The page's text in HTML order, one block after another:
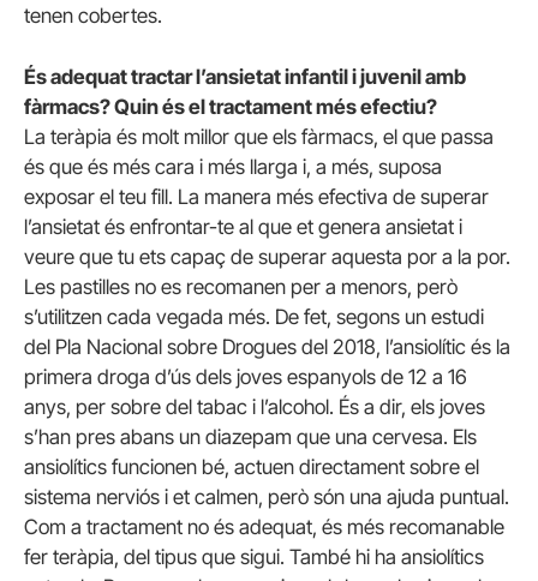
tenen cobertes.
És adequat tractar l’ansietat infantil i juvenil amb
fàrmacs? Quin és el tractament més efectiu?
La teràpia és molt millor que els fàrmacs, el que passa
és que és més cara i més llarga i, a més, suposa
exposar el teu fill. La manera més efectiva de superar
l’ansietat és enfrontar-te al que et genera ansietat i
veure que tu ets capaç de superar aquesta por a la por.
Les pastilles no es recomanen per a menors, però
s’utilitzen cada vegada més. De fet, segons un estudi
del Pla Nacional sobre Drogues del 2018, l’ansiolític és la
primera droga d’ús dels joves espanyols de 12 a 16
anys, per sobre del tabac i l’alcohol. És a dir, els joves
s’han pres abans un diazepam que una cervesa. Els
ansiolítics funcionen bé, actuen directament sobre el
sistema nerviós i et calmen, però són una ajuda puntual.
Com a tractament no és adequat, és més recomanable
fer teràpia, del tipus que sigui. També hi ha ansiolítics